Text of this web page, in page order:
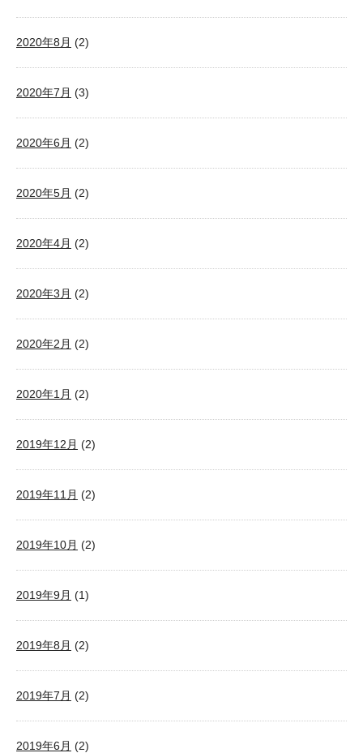
2020年8月 (2)
2020年7月 (3)
2020年6月 (2)
2020年5月 (2)
2020年4月 (2)
2020年3月 (2)
2020年2月 (2)
2020年1月 (2)
2019年12月 (2)
2019年11月 (2)
2019年10月 (2)
2019年9月 (1)
2019年8月 (2)
2019年7月 (2)
2019年6月 (2)